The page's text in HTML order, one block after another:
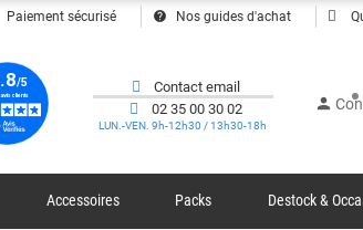
Paiement sécurisé help Nos guides d'achat
Contact email
02 35 00 30 02
LUN.-VEN. 9h-12h30 / 13h30-18h
person
Accessoires Packs Destock &